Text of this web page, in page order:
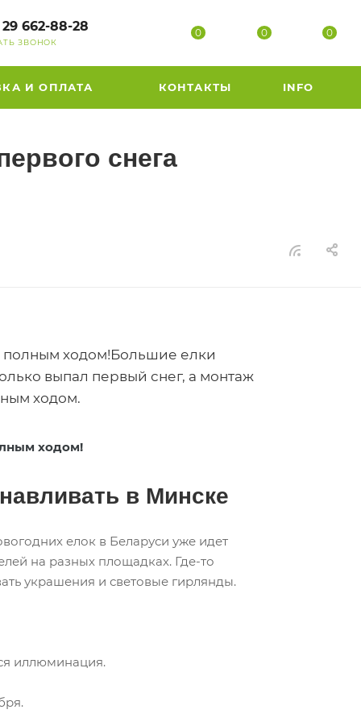
662-88-28
ЗВОНОК
0 0 0
И ОПЛАТА КОНТАКТЫ INFO
снега
полным ходом!Большие елки
выпал первый снег, а монтаж
ходом.
ходом!
в Минске
елок в Беларуси уже идет
на разных площадках. Где-то
украшения и световые гирлянды.
иллюминация.